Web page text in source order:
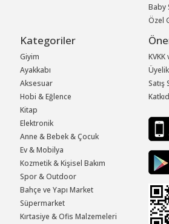
Baby
Özel
Kategoriler
Giyim
Ayakkabı
Aksesuar
Hobi & Eğlence
Kitap
Elektronik
Anne & Bebek & Çocuk
Ev & Mobilya
Kozmetik & Kişisel Bakım
Spor & Outdoor
Bahçe ve Yapı Market
Süpermarket
Kırtasiye & Ofis Malzemeleri
Satış